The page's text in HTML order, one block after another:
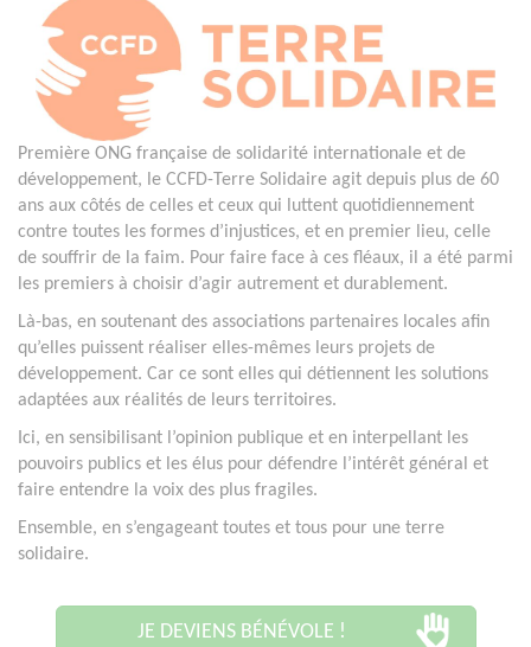
Première ONG française de solidarité internationale et de
développement, le CCFD-Terre Solidaire agit depuis plus de 60
ans aux côtés de celles et ceux qui luttent quotidiennement
contre toutes les formes d’injustices, et en premier lieu, celle
de souffrir de la faim. Pour faire face à ces fléaux, il a été parmi
les premiers à choisir d’agir autrement et durablement.
Là-bas, en soutenant des associations partenaires locales afin
qu’elles puissent réaliser elles-mêmes leurs projets de
développement. Car ce sont elles qui détiennent les solutions
adaptées aux réalités de leurs territoires.
Ici, en sensibilisant l’opinion publique et en interpellant les
pouvoirs publics et les élus pour défendre l’intérêt général et
faire entendre la voix des plus fragiles.
Ensemble, en s’engageant toutes et tous pour une terre
solidaire.
JE DEVIENS BÉNÉVOLE !